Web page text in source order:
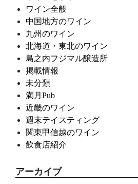
ワイン全般
中国地方のワイン
九州のワイン
北海道・東北のワイン
島之内フジマル醸造所
掲載情報
未分類
満月Pub
近畿のワイン
週末テイスティング
関東甲信越のワイン
飲食店紹介
アーカイブ